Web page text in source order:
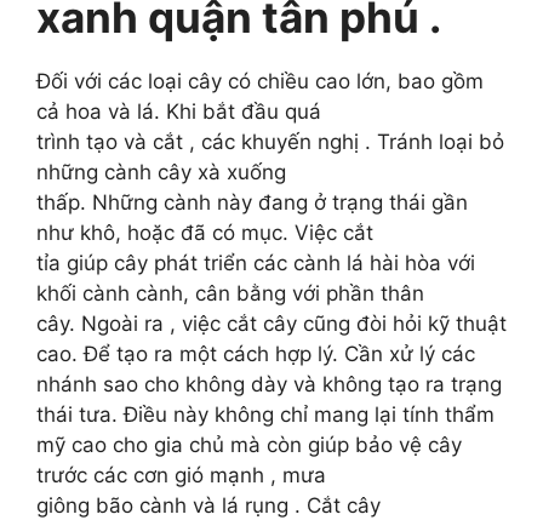
xanh quận tân phú .
Đối với các loại cây có chiều cao lớn, bao gồm
cả hoa và lá. Khi bắt đầu quá
trình tạo và cắt , các khuyến nghị . Tránh loại bỏ
những cành cây xà xuống
thấp. Những cành này đang ở trạng thái gần
như khô, hoặc đã có mục. Việc cắt
tỉa giúp cây phát triển các cành lá hài hòa với
khối cành cành, cân bằng với phần thân
cây. Ngoài ra , việc cắt cây cũng đòi hỏi kỹ thuật
cao. Để tạo ra một cách hợp lý. Cần xử lý các
nhánh sao cho không dày và không tạo ra trạng
thái tưa.Điều này không chỉ mang lại tính thẩm
mỹ cao cho gia chủ mà còn giúp bảo vệ cây
trước các cơn gió mạnh , mưa
giông bão cành và lá rụng . Cắt cây